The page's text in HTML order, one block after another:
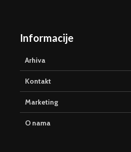
Informacije
Arhiva
Kontakt
Marketing
O nama